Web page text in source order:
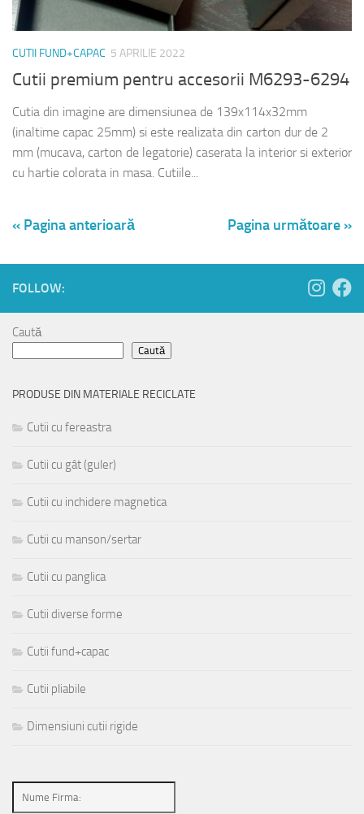
CUTII FUND+CAPAC 5 APRILIE 2022
Cutii premium pentru accesorii M6293-6294
Cutia din imagine are dimensiunea de 139x114x32mm
(inaltime capac 25mm) si este realizata din carton dur de 2
mm (mucava, carton de legatorie) caserata la interior si exterior
cu hartie colorata in masa. Cutiile...
« Pagina anterioară Pagina următoare »
FOLLOW:
Caută
Caută
PRODUSE DIN MATERIALE RECICLATE
Cutii cu fereastra
Cutii cu gât (guler)
Cutii cu inchidere magnetica
Cutii cu manson/sertar
Cutii cu panglica
Cutii diverse forme
Cutii fund+capac
Cutii pliabile
Dimensiuni cutii rigide